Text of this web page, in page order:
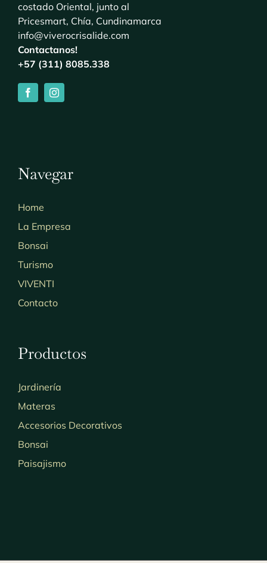
costado Oriental, junto al
Pricesmart, Chía, Cundinamarca
info@viverocrisalide.com
Contactanos!
+57 (311) 8085.338
Navegar
Home
La Empresa
Bonsai
Turismo
VIVENTI
Contacto
Productos
Jardinería
Materas
Accesorios Decorativos
Bonsai
Paisajismo